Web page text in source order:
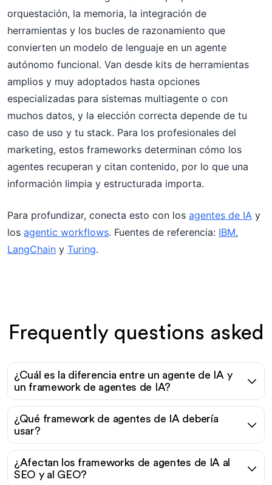
orquestación, la memoria, la integración de
herramientas y los bucles de razonamiento que
convierten un modelo de lenguaje en un agente
autónomo funcional. Van desde kits de herramientas
amplios y muy adoptados hasta opciones
especializadas para sistemas multiagente o con
muchos datos, y la elección correcta depende de tu
caso de uso y tu stack. Para los profesionales del
marketing, estos frameworks determinan cómo los
agentes recuperan y citan contenido, por lo que una
información limpia y estructurada importa.
Para profundizar, conecta esto con los agentes de IA y
los agentic workflows. Fuentes de referencia: IBM,
LangChain y Turing.
Frequently questions asked
¿Cuál es la diferencia entre un agente de IA y
un framework de agentes de IA?
¿Qué framework de agentes de IA debería
usar?
¿Afectan los frameworks de agentes de IA al
SEO y al GEO?